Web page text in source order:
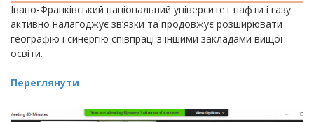
Івано-Франківський національний університет нафти і газу
активно налагоджує зв’язки та продовжує розширювати
географію і синергію співпраці з іншими закладами вищої
освіти.
Переглянути